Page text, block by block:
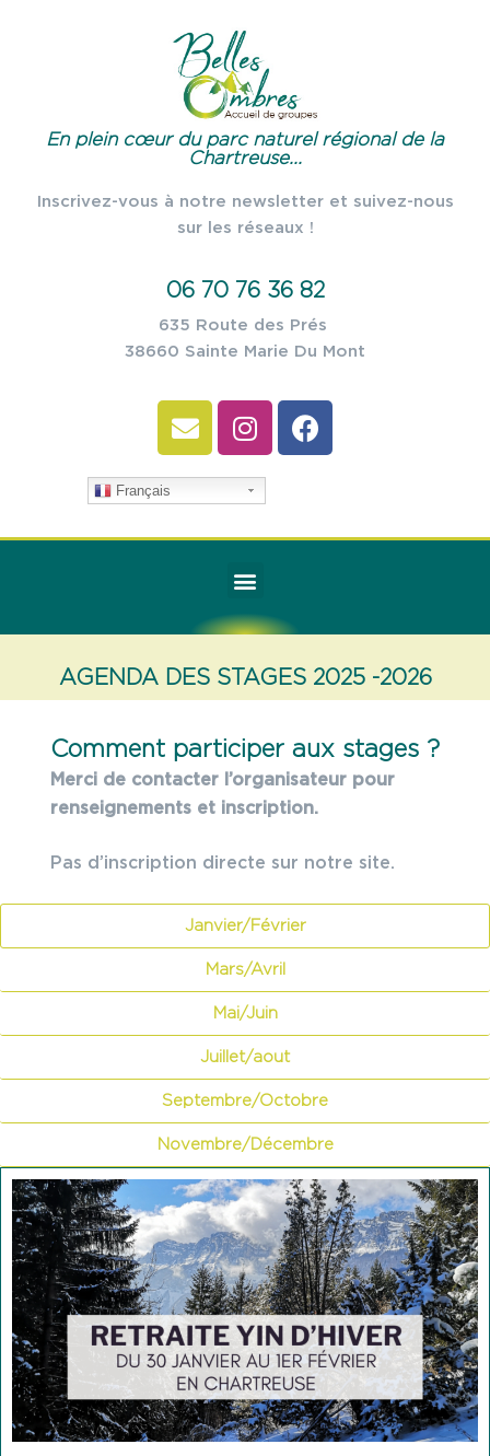
En plein cœur du parc naturel régional de la
Chartreuse...
Inscrivez-vous à notre newsletter et suivez-nous
sur les réseaux !
06 70 76 36 82
635 Route des Prés
38660 Sainte Marie Du Mont
Français
AGENDA DES STAGES 2025 -2026
Comment participer aux stages ?
Merci de contacter l’organisateur pour
renseignements et inscription.
Pas d’inscription directe sur notre site.
Janvier/Février
Mars/Avril
Mai/Juin
Juillet/aout
Septembre/Octobre
Novembre/Décembre